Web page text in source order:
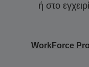
ή στο
WorkForce